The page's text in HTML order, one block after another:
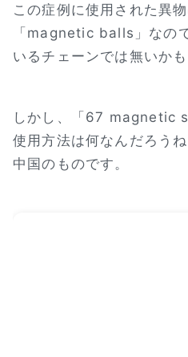
この症例に使用された異
「magnetic balls」なの
いるチェーンでは無いかも
しかし、「67 magnetic
使用方法は何なんだろう
中国のものです。